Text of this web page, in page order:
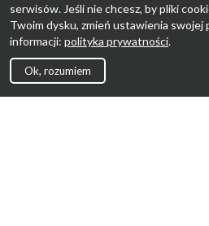
serwisów. Jeśli nie chcesz, by pliki
Twoim dysku, zmień ustawienia swojej
informacji: polityka prywatności.
Ok, rozumiem